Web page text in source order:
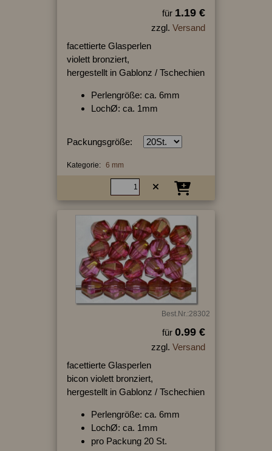
für 1.19 €
zzgl. Versand
facettierte Glasperlen
violett bronziert,
hergestellt in Gablonz / Tschechien
Perlengröße: ca. 6mm
LochØ: ca. 1mm
Packungsgröße:
Kategorie: 6 mm
Best.Nr.:28302
für 0.99 €
zzgl. Versand
facettierte Glasperlen
bicon violett bronziert,
hergestellt in Gablonz / Tschechien
Perlengröße: ca. 6mm
LochØ: ca. 1mm
pro Packung 20 St.